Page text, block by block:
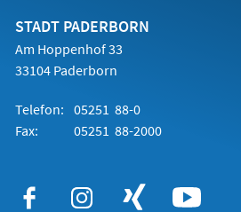
STADT PADERBORN
Am Hoppenhof 33
33104 Paderborn
Telefon: 05251 88-0
Fax:
05251 88-2000